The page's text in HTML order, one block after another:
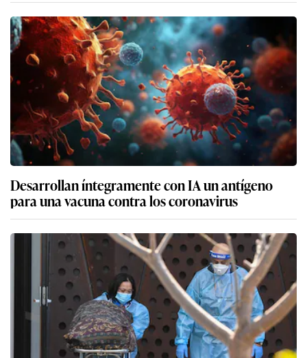
Desarrollan íntegramente con IA un antígeno
para una vacuna contra los coronavirus